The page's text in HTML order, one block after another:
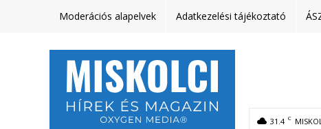
Moderációs alapelvek Adatkezelési tájékoztató
31.4 C